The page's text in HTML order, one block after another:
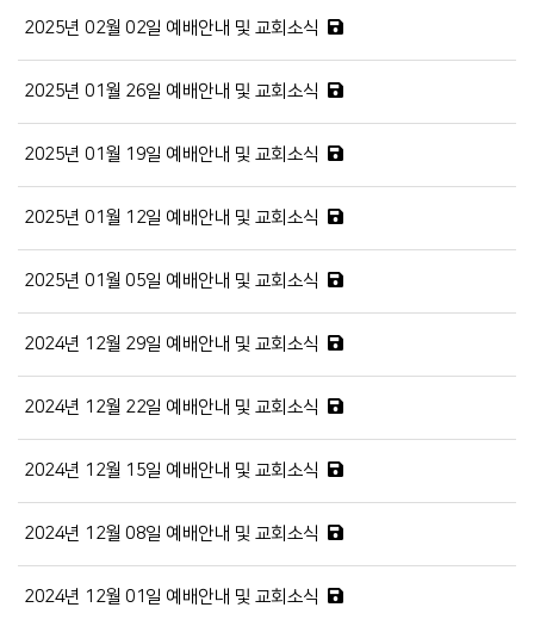
2025년 02월 02일 예배안내 및 교회소식
2025년 01월 26일 예배안내 및 교회소식
2025년 01월 19일 예배안내 및 교회소식
2025년 01월 12일 예배안내 및 교회소식
2025년 01월 05일 예배안내 및 교회소식
2024년 12월 29일 예배안내 및 교회소식
2024년 12월 22일 예배안내 및 교회소식
2024년 12월 15일 예배안내 및 교회소식
2024년 12월 08일 예배안내 및 교회소식
2024년 12월 01일 예배안내 및 교회소식